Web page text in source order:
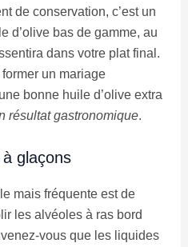
de conservation, c’est un
d’olive bas de gamme, au
dans votre plat final.
un mariage
bonne huile d’olive extra
résultat gastronomique.
glaçons
mais fréquente est de
les alvéoles à ras bord
vous que les liquides